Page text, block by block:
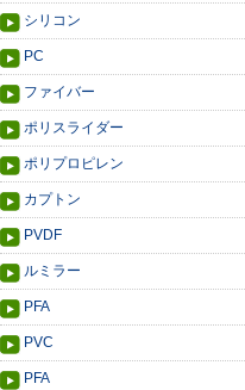
シリコン
PC
ファイバー
ポリスライダー
ポリプロピレン
カプトン
PVDF
ルミラー
PFA
PVC
PFA